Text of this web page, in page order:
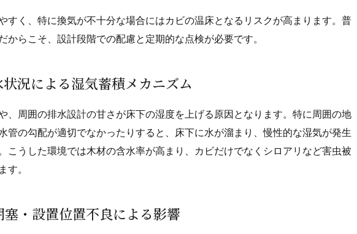
すく、特に換気が不十分な場合にはカビの温床となるリスクが高まります。普
からこそ、設計段階での配慮と定期的な点検が必要です。
況による湿気蓄積メカニズム
、周囲の排水設計の甘さが床下の湿度を上げる原因となります。特に周囲の地
管の勾配が適切でなかったりすると、床下に水が溜まり、慢性的な湿気が発生
こうした環境では木材の含水率が高まり、カビだけでなくシロアリなど害虫被
す。
・設置位置不良による影響